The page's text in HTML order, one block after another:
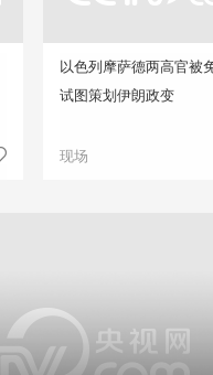
以色列摩萨德两高官被
试图策划伊朗政变
现场